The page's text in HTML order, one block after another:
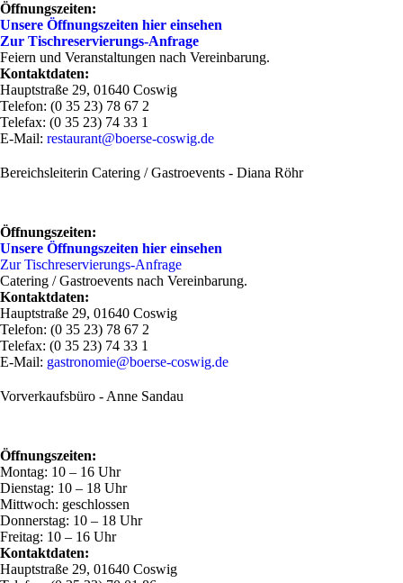
Öffnungszeiten:
Unsere Öffnungszeiten hier einsehen
Zur Tischreservierungs-Anfrage
Feiern und Veranstaltungen nach Vereinbarung.
Kontaktdaten:
Hauptstraße 29, 01640 Coswig
Telefon: (0 35 23) 78 67 2
Telefax: (0 35 23) 74 33 1
E-Mail: restaurant@boerse-coswig.de
Bereichsleiterin Catering / Gastroevents - Diana Röhr
Öffnungszeiten:
Unsere Öffnungszeiten hier einsehen
Zur Tischreservierungs-Anfrage
Catering / Gastroevents nach Vereinbarung.
Kontaktdaten:
Hauptstraße 29, 01640 Coswig
Telefon: (0 35 23) 78 67 2
Telefax: (0 35 23) 74 33 1
E-Mail: gastronomie@boerse-coswig.de
Vorverkaufsbüro - Anne Sandau
Öffnungszeiten:
Montag: 10 – 16 Uhr
Dienstag: 10 – 18 Uhr
Mittwoch: geschlossen
Donnerstag: 10 – 18 Uhr
Freitag: 10 – 16 Uhr
Kontaktdaten:
Hauptstraße 29, 01640 Coswig